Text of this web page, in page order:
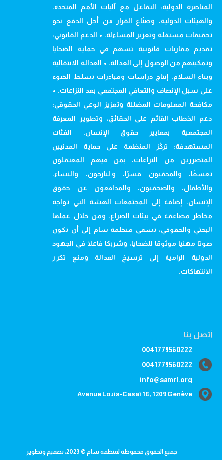
المناصرة الدولية: التفاعل مع آليات الأمم المتحدة،
والهيئات الدولية، وصنّاع القرار من أجل الدفع نحو
تحقيقات مستقلة وتعزيز المساءلة. • الدعم القانوني:
تقديم مقاربات قانونية تسهم في حماية الضحايا
وتمكينهم من الوصول إلى العدالة. • العدالة الانتقالية
وبناء السلام: إنتاج دراسات ومبادرات تسلط الضوء
على سبل الإنصاف والتعافي المجتمعي بعد النزاعات. •
مكافحة المعلومات المضللة وتعزيز الوعي الحقوقي:
دعم الخطاب القائم على الحقائق، وتطوير المعرفة
المجتمعية بمعايير حقوق الإنسان. الفئات
المستهدفة: تركّز المنظمة على حماية المدنيين
المتضررين من النزاعات، بمن فيهم المعتقلون
تعسفًا، والمخفيون قسرًا، والنازحون، والنساء،
والأطفال، والصحفيون، والمدافعون عن حقوق
الإنسان، إضافة إلى المجتمعات الهشة التي تواجه
مخاطر مضاعفة في بيئات الصراع. ومن خلال عملها
البحثي والحقوقي، تسعى منظمة سام إلى أن تكون
صوتا مهنيا موثوقا للضحايا، وشريكا فاعلا في الجهود
الدولية الرامية إلى ترسيخ العدالة ومنع تكرار
الانتهاكات.
أتصل بنا
0041779560222
0041779560222
info@samrl.org
Avenue Louis-Casaï 18, 1209 Genève
جميع الحقوق محفوظة لمنظمة سام © 2023، تصميم وتطوير